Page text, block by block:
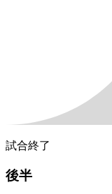
試合終了
後半